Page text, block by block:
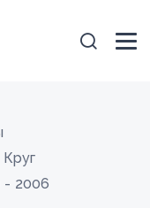
Круг
- 2006